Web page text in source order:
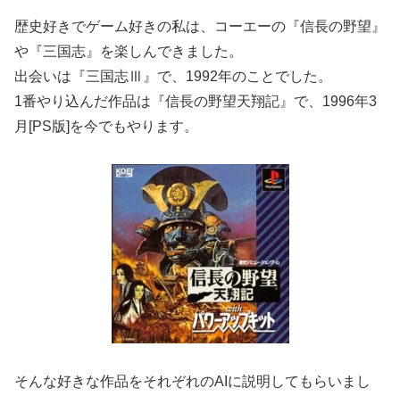
歴史好きでゲーム好きの私は、コーエーの『信長の野望』
や『三国志』を楽しんできました。
出会いは『三国志Ⅲ』で、1992年のことでした。
1番やり込んだ作品は『信長の野望天翔記』で、1996年3
月[PS版]を今でもやります。
そんな好きな作品をそれぞれのAIに説明してもらいまし